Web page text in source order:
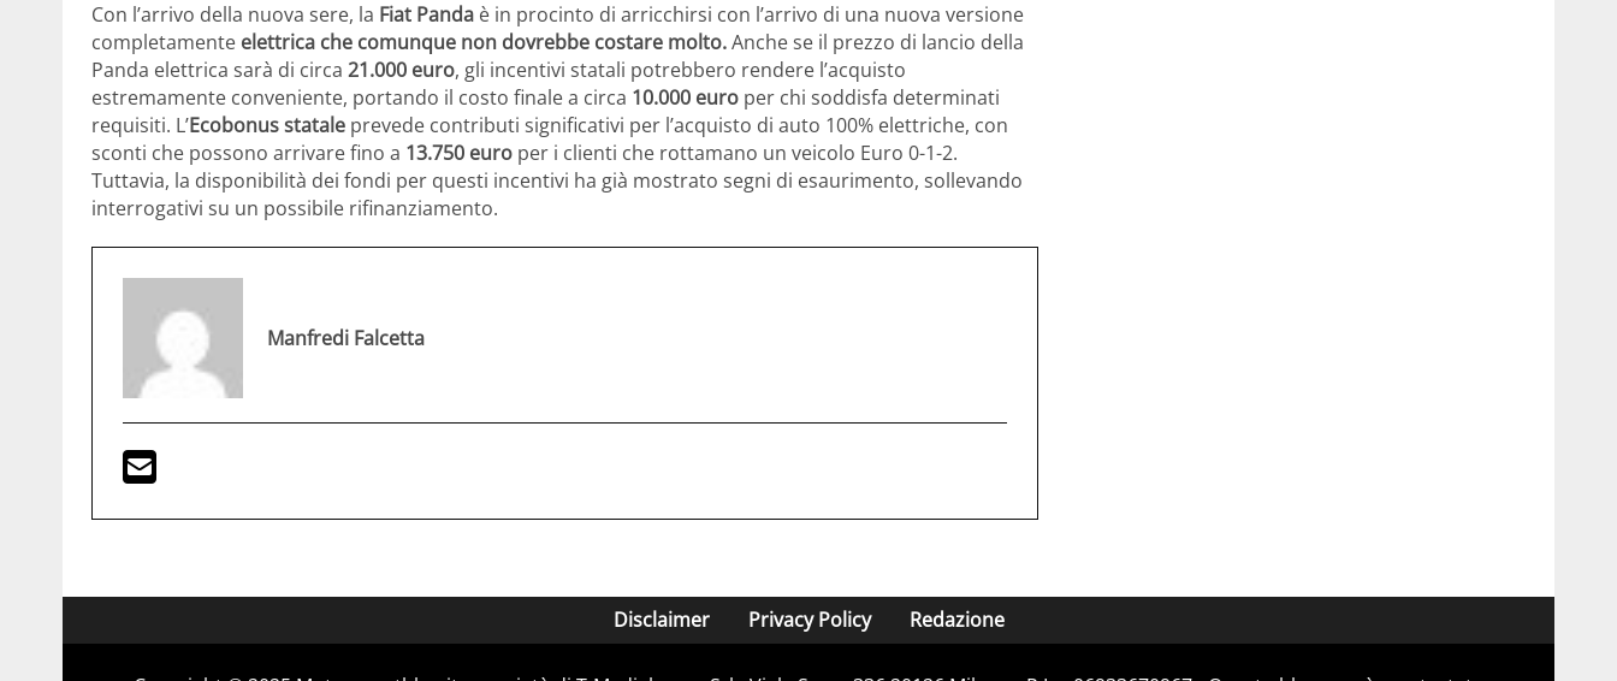
Con l’arrivo della nuova sere, la Fiat Panda è in procinto di arricchirsi con l’arrivo di una nuova versione
completamente elettrica che comunque non dovrebbe costare molto.Anche se il prezzo di lancio della
Panda elettrica sarà di circa 21.000 euro, gli incentivi statali potrebbero rendere l’acquisto
estremamente conveniente, portando il costo finale a circa 10.000 euro per chi soddisfa determinati
requisiti. L’Ecobonus statale prevede contributi significativi per l’acquisto di auto 100% elettriche, con
sconti che possono arrivare fino a 13.750 euro per i clienti che rottamano un veicolo Euro 0-1-2.
Tuttavia, la disponibilità dei fondi per questi incentivi ha già mostrato segni di esaurimento, sollevando
interrogativi su un possibile rifinanziamento.
Manfredi Falcetta
Disclaimer Privacy Policy Redazione